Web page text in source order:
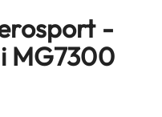
-
MG7300